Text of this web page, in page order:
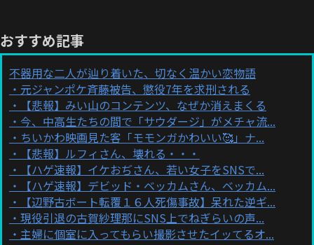
おすすめ記事
不器用な二人が辿り着いた、切なく温かい恋物語
元ジャンポケ斉藤被告、懲役7年を求刑される
【悲報】みい山のコンテンツ、なぜか消えまくる
今、中高生たちの間で「サウダージ」がメチャ流...
ちいかわ映画見た客「モモンガかわいい🥰」ナ...
【悲報】ルフィさん、壊れる・・・
【ハゲ速報】イケおぢさん、若い女子をSNSで...
【ハゲ速報】デビッド・ベッカムさん、ベッカム...
【辺野古ボート転覆１６人死傷事故】呆れた逆ギ...
現役引退の古賀紗理那にSNS上でねぎらいの声...
主婦に個室に入ってもらい撮影させたイッてるオ...